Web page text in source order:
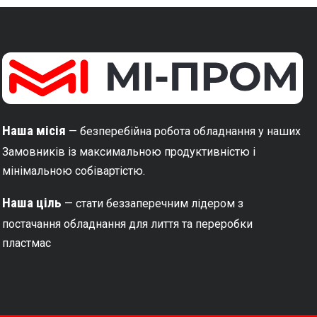
Наша місія — безперебійна робота обладнання у наших
Замовників із максимальною продуктивністю і
мінімальною собівартістю.
Наша ціль — стати беззаперечним лідером з
постачання обладнання для лиття та переробки
пластмас